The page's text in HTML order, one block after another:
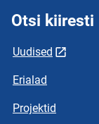
Otsi kiiresti
Uudised
Erialad
Projektid